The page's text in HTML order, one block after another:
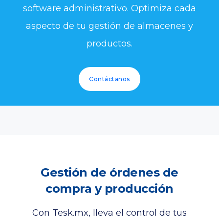
software administrativo. Optimiza cada
aspecto de tu gestión de almacenes y
productos.
Contáctanos
Gestión de órdenes de
compra y producción
Con Tesk.mx, lleva el control de tus